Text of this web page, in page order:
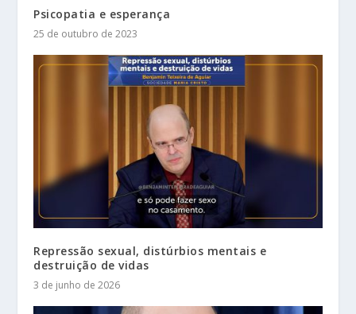
Psicopatia e esperança
25 de outubro de 2023
Repressão sexual, distúrbios mentais e
destruição de vidas
3 de junho de 2026